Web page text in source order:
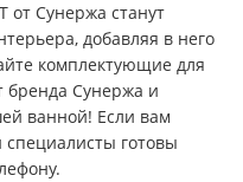
от Сунержа станут
добавляя в него
комплектующие для
бренда Сунержа и
ванной! Если вам
готовы